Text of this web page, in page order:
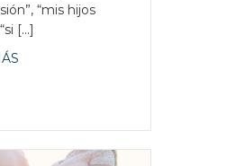
“mis hijos
[…]